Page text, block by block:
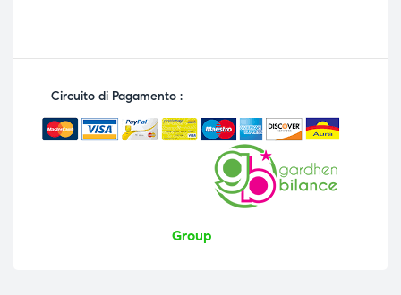
Circuito di Pagamento :
Group